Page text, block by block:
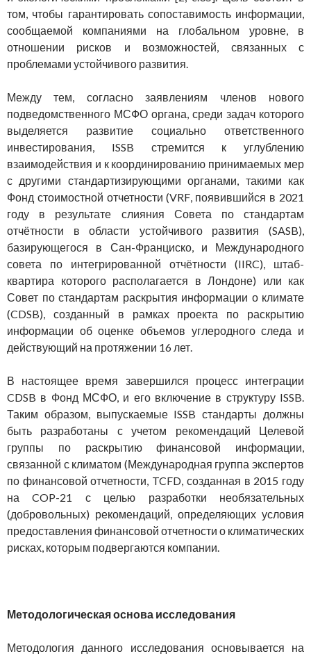
том, чтобы гарантировать сопоставимость информации,
сообщаемой компаниями на глобальном уровне, в
отношении рисков и возможностей, связанных с
проблемами устойчивого развития.
Между тем, согласно заявлениям членов нового
подведомственного МСФО органа, среди задач которого
выделяется развитие социально ответственного
инвестирования, ISSB стремится к углублению
взаимодействия и к координированию принимаемых мер
с другими стандартизирующими органами, такими как
Фонд стоимостной отчетности (VRF, появившийся в 2021
году в результате слияния Совета по стандартам
отчётности в области устойчивого развития (SASB),
базирующегося в Сан-Франциско, и Международного
совета по интегрированной отчётности (IIRC), штаб-
квартира которого располагается в Лондоне) или как
Совет по стандартам раскрытия информации о климате
(CDSB), созданный в рамках проекта по раскрытию
информации об оценке объемов углеродного следа и
действующий на протяжении 16 лет.
В настоящее время завершился процесс интеграции
CDSB в Фонд МСФО, и его включение в структуру ISSB.
Таким образом, выпускаемые ISSB стандарты должны
быть разработаны с учетом рекомендаций Целевой
группы по раскрытию финансовой информации,
связанной с климатом (Международная группа экспертов
по финансовой отчетности, TCFD, созданная в 2015 году
на COP-21 с целью разработки необязательных
(добровольных) рекомендаций, определяющих условия
предоставления финансовой отчетности о климатических
рисках, которым подвергаются компании.
Методологическая основа исследования
Методология данного исследования основывается на